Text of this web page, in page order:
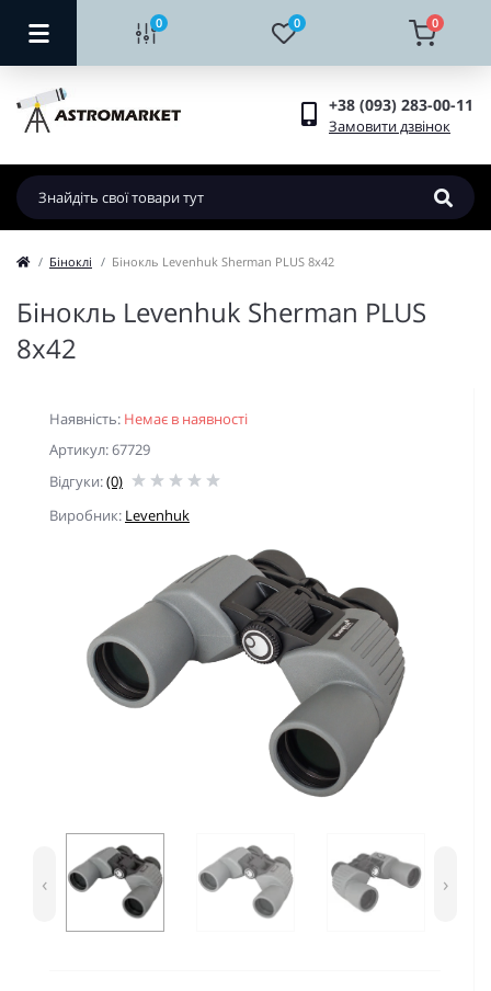
0 0 0
+38 (093) 283-00-11
Замовити дзвінок
Біноклі Бінокль Levenhuk Sherman PLUS 8x42
Бінокль Levenhuk Sherman PLUS
8x42
Наявність: Немає в наявності
Артикул: 67729
Відгуки:(0)
Виробник: Levenhuk
‹ ›